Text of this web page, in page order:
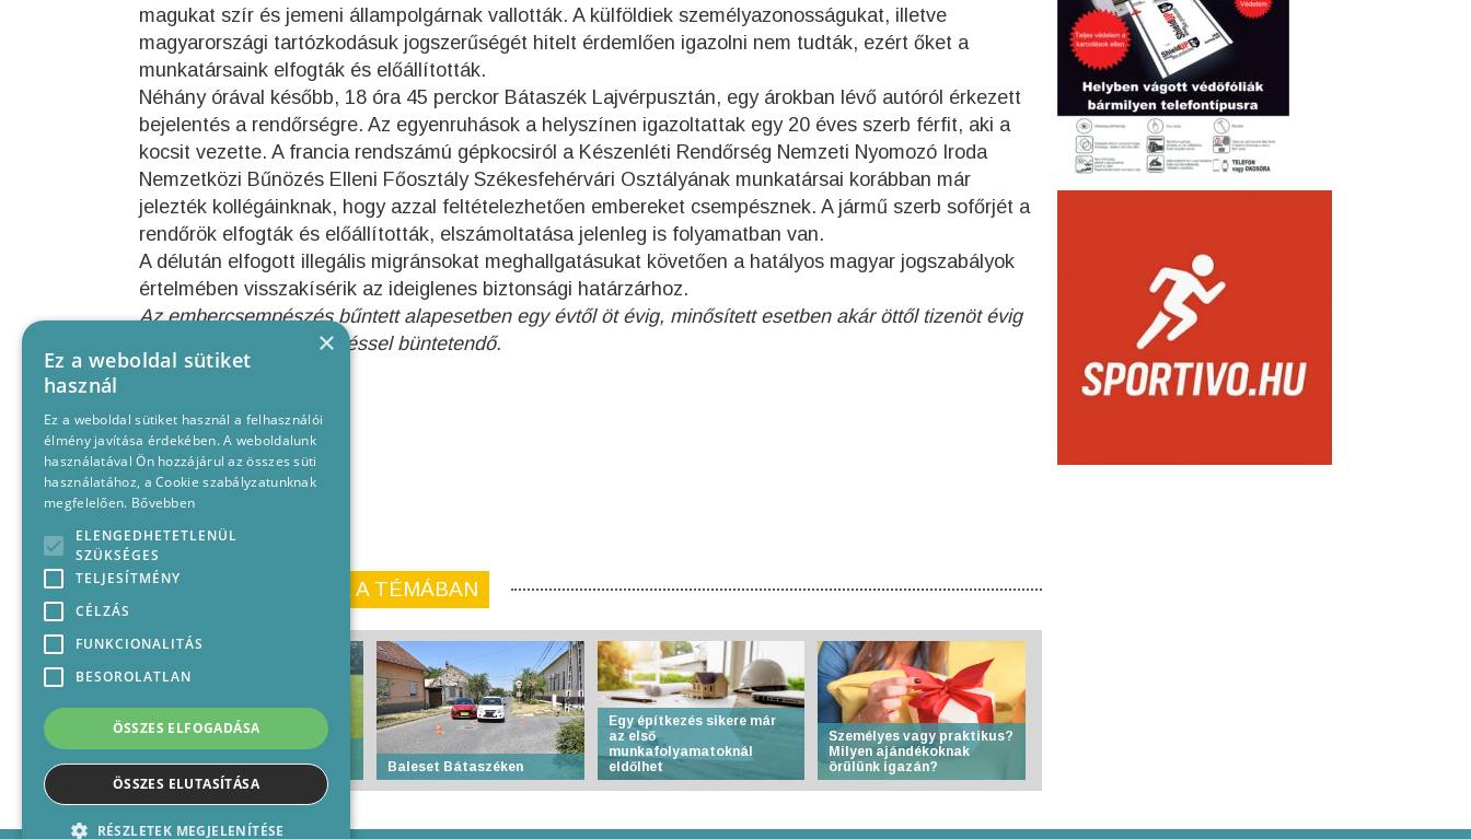
magukat szír és jemeni állampolgárnak vallották. A külföldiek személyazonosságukat, illetve
magyarországi tartózkodásuk jogszerűségét hitelt érdemlően igazolni nem tudták, ezért őket a
munkatársaink elfogták és előállították.
Néhány órával később, 18 óra 45 perckor Bátaszék Lajvérpusztán, egy árokban lévő autóról érkezett
bejelentés a rendőrségre. Az egyenruhások a helyszínen igazoltattak egy 20 éves szerb férfit, aki a
kocsit vezette. A francia rendszámú gépkocsiról a Készenléti Rendőrség Nemzeti Nyomozó Iroda
Nemzetközi Bűnözés Elleni Főosztály Székesfehérvári Osztályának munkatársai korábban már
jelezték kollégáinknak, hogy azzal feltételezhetően embereket csempésznek. A jármű szerb sofőrjét a
rendőrök elfogták és előállították, elszámoltatása jelenleg is folyamatban van.
A délután elfogott illegális migránsokat meghallgatásukat követően a hatályos magyar jogszabályok
értelmében visszakísérik az ideiglenes biztonsági határzárhoz.
Az embercsempészés bűntett alapesetben egy évtől öt évig, minősített esetben akár öttől tizenöt évig
terjedő szabadságvesztéssel büntetendő.
KORÁBBI CIKKEINK A TÉMÁBAN
Feröeri győzelem
Csanádon
Baleset Bátaszéken
Egy építkezés sikere már
az első
munkafolyamatoknál
eldőlhet
Személyes vagy praktikus?
Milyen ajándékoknak
örülünk igazán?
×
Ez a weboldal sütiket
használ
Ez a weboldal sütiket használ a felhasználói
élmény javítása érdekében. A weboldalunk
használatával Ön hozzájárul az összes süti
használatához, a Cookie szabályzatunknak
megfelelően. Bővebben
ELENGEDHETETLENÜL
SZÜKSÉGES
TELJESÍTMÉNY
CÉLZÁS
FUNKCIONALITÁS
BESOROLATLAN
ÖSSZES ELFOGADÁSA
ÖSSZES ELUTASÍTÁSA
RÉSZLETEK MEGJELENÍTÉSE